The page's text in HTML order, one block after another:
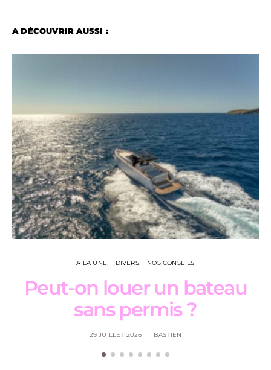
A DÉCOUVRIR AUSSI :
A LA UNE DIVERS NOS CONSEILS
Peut-on louer un bateau
sans permis ?
29 JUILLET 2026 BASTIEN